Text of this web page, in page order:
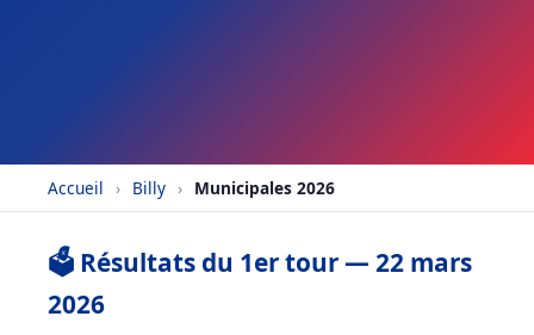
Accueil › Billy › Municipales 2026
🗳️ Résultats du 1er tour — 22 mars
2026